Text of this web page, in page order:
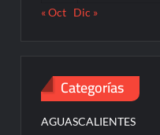
« Oct Dic »
Categorías
AGUASCALIENTES